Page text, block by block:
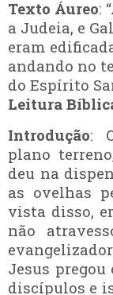
Texto Áureo:
a Judeia, e
eram
andando no
do Espírito
Leitura
Introdução:
plano
deu na
as ovelhas
vista disso,
não
Jesus
discípulos e